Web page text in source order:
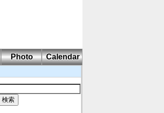
Photo Calendar